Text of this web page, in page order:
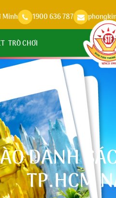
Minh 1900 636 787
TRÒ CHƠI
DANH
TP.HCM